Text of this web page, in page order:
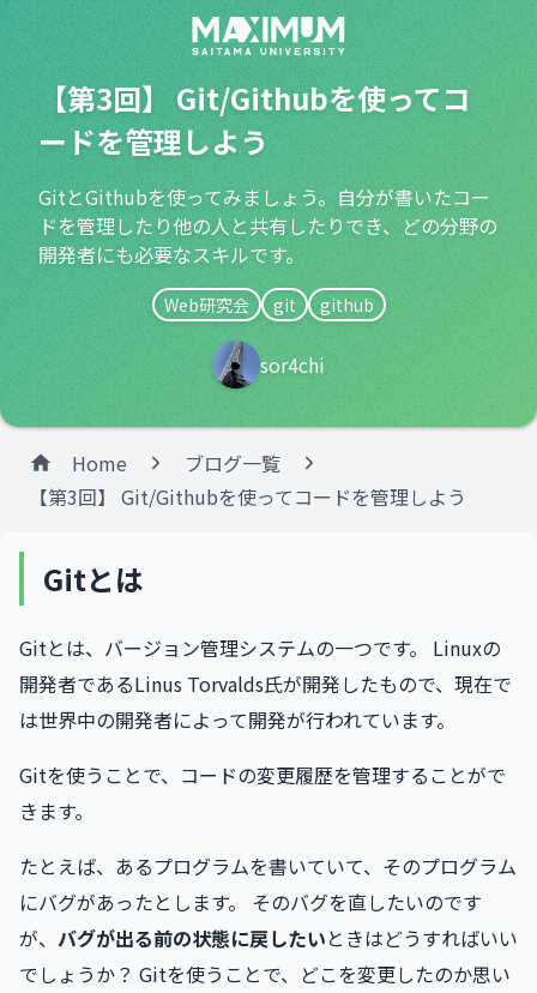
【第3回】 Git/Githubを使ってコ
ードを管理しよう
GitとGithubを使ってみましょう。自分が書いたコー
ドを管理したり他の人と共有したりでき、どの分野の
開発者にも必要なスキルです。
Web研究会 git github
sor4chi
Home
ブログ一覧
【第3回】 Git/Githubを使ってコードを管理しよう
Gitとは
Gitとは、バージョン管理システムの一つです。 Linuxの
開発者であるLinus Torvalds氏が開発したもので、現在で
は世界中の開発者によって開発が行われています。
Gitを使うことで、コードの変更履歴を管理することがで
きます。
たとえば、あるプログラムを書いていて、そのプログラム
にバグがあったとします。 そのバグを直したいのです
が、 バグが出る前の状態に戻したいときはどうすればいい
でしょうか？ Gitを使うことで、どこを変更したのか思い